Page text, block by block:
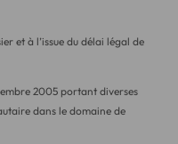
et à l’issue du délai légal de
2005 portant diverses
dans le domaine de